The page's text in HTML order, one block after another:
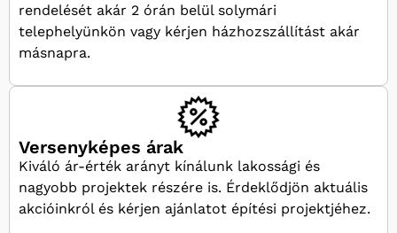
rendelését akár 2 órán belül solymári
telephelyünkön vagy kérjen házhozszállítást akár
másnapra.
Versenyképes árak
Kiváló ár-érték arányt kínálunk lakossági és
nagyobb projektek részére is. Érdeklődjön aktuális
akcióinkról és kérjen ajánlatot építési projektjéhez.